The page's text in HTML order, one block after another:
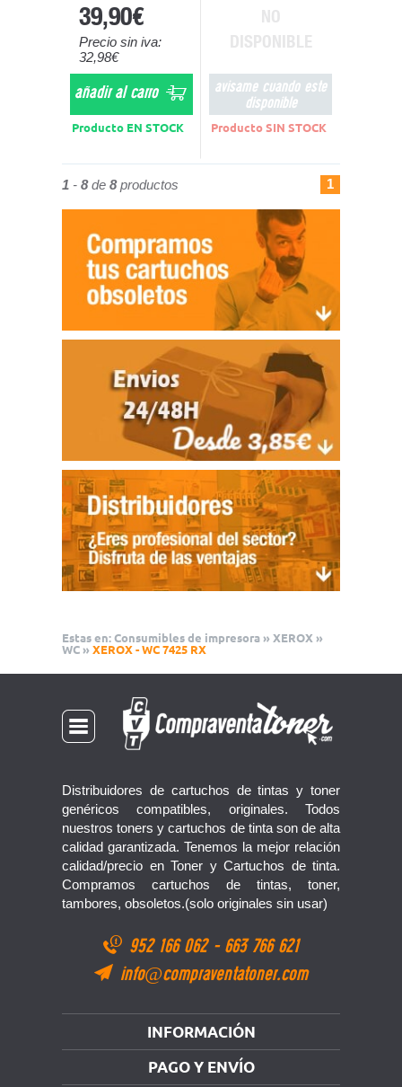
Producto EN STOCK
39,90€
Precio sin iva:
32,98€
añadir al carro
Producto SIN STOCK
NO
DISPONIBLE
avisame cuando este
disponible
1 - 8de 8productos 1
Estas en: Consumibles de impresora » XEROX »
WC » XEROX - WC 7425 RX
Distribuidores de cartuchos de tintas y toner
genéricos compatibles, originales. Todos
nuestros toners y cartuchos de tinta son de alta
calidad garantizada. Tenemos la mejor relación
calidad/precio en Toner y Cartuchos de tinta.
Compramos cartuchos de tintas, toner,
tambores, obsoletos.(solo originales sin usar)
952 166 062 - 663 766 621
info@compraventatoner.com
INFORMACIÓN
PAGO Y ENVÍO